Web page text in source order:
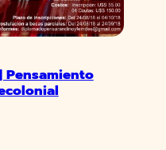
Pensamiento